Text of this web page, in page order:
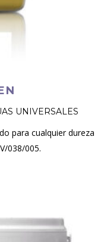
UNIVERSALES
para cualquier dureza
038/005.